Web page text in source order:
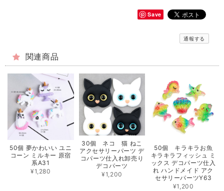
Save
通報する
関連商品
50個 夢かわいい ユニ
コーン ミルキー 原宿
系A31
¥1,280
30個 ネコ 猫 ねこ
アクセサリーパーツ デ
コパーツ仕入れ卸売り
デコパーツ
¥1,200
50個 キラキラお魚
キラキラフィッシュ ミ
ックス デコパーツ仕入
れ ハンドメイド アク
セサリーパーツY63
¥1,200